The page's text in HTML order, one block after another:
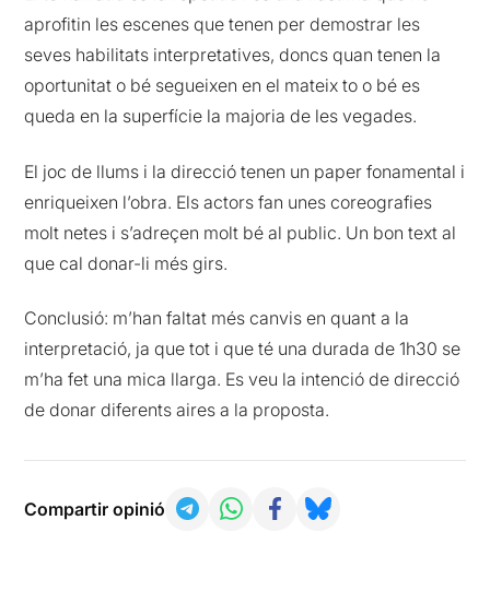
aprofitin les escenes que tenen per demostrar les
seves habilitats interpretatives, doncs quan tenen la
oportunitat o bé segueixen en el mateix to o bé es
queda en la superfície la majoria de les vegades.
El joc de llums i la direcció tenen un paper fonamental i
enriqueixen l’obra. Els actors fan unes coreografies
molt netes i s’adreçen molt bé al public. Un bon text al
que cal donar-li més girs.
Conclusió: m’han faltat més canvis en quant a la
interpretació, ja que tot i que té una durada de 1h30 se
m’ha fet una mica llarga. Es veu la intenció de direcció
de donar diferents aires a la proposta.
Compartir opinió